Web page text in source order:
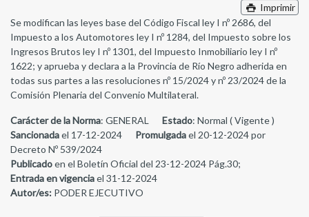
Imprimir
Se modifican las leyes base del Código Fiscal ley I nº 2686, del
Impuesto a los Automotores ley I nº 1284, del Impuesto sobre los
Ingresos Brutos ley I nº 1301, del Impuesto Inmobiliario ley I nº
1622; y aprueba y declara a la Provincia de Río Negro adherida en
todas sus partes a las resoluciones nº 15/2024 y nº 23/2024 de la
Comisión Plenaria del Convenio Multilateral.
Carácter de la Norma: GENERAL Estado: Normal ( Vigente )
Sancionadael 17-12-2024 Promulgadael 20-12-2024 por
Decreto Nº 539/2024
Publicadoen el Boletín Oficial del 23-12-2024 Pág.30;
Entrada en vigenciael 31-12-2024
Autor/es: PODER EJECUTIVO